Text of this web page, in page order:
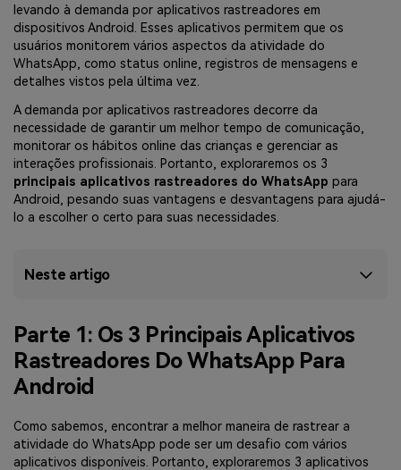
levando à demanda por aplicativos rastreadores em
dispositivos Android. Esses aplicativos permitem que os
usuários monitorem vários aspectos da atividade do
WhatsApp, como status online, registros de mensagens e
detalhes vistos pela última vez.
A demanda por aplicativos rastreadores decorre da
necessidade de garantir um melhor tempo de comunicação,
monitorar os hábitos online das crianças e gerenciar as
interações profissionais. Portanto, exploraremos os 3
principais aplicativos rastreadores do WhatsApp para
Android, pesando suas vantagens e desvantagens para ajudá-
lo a escolher o certo para suas necessidades.
Neste artigo
Parte 1: Os 3 Principais Aplicativos
Rastreadores Do WhatsApp Para
Android
Como sabemos, encontrar a melhor maneira de rastrear a
atividade do WhatsApp pode ser um desafio com vários
aplicativos disponíveis. Portanto, exploraremos 3 aplicativos